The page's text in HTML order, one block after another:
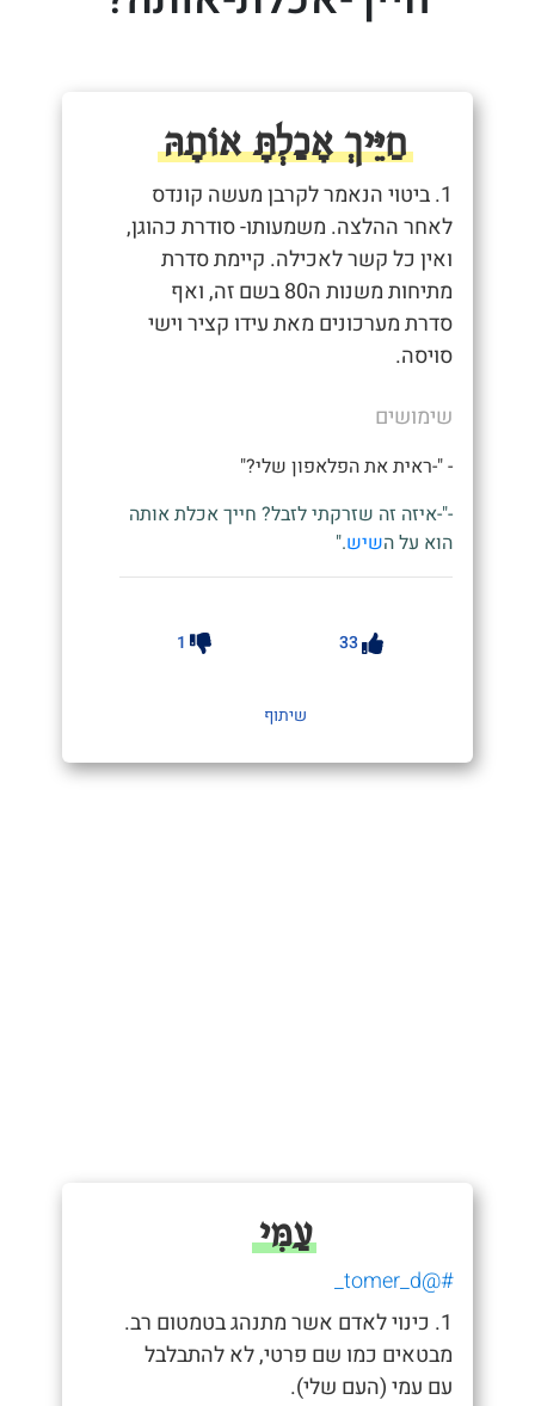
חַיֵּיךְ אָכַלְתָּ אוֹתָהּ
1. ביטוי הנאמר לקרבן מעשה קונדס
לאחר ההלצה. משמעותו- סודרת כהוגן,
ואין כל קשר לאכילה. קיימת סדרת
מתיחות משנות ה80 בשם זה, ואף
סדרת מערכונים מאת עידו קציר וישי
סויסה.
שימושים
- "-ראית את הפלאפון שלי?"
-"-איזה זה שזרקתי לזבל? חייך אכלת אותה
הוא על השיש."
33
1
שיתוף
עַמִּי
#@tomer_d_
1. כינוי לאדם אשר מתנהג בטמטום רב.
מבטאים כמו שם פרטי, לא להתבלבל
עם עמי (העם שלי).